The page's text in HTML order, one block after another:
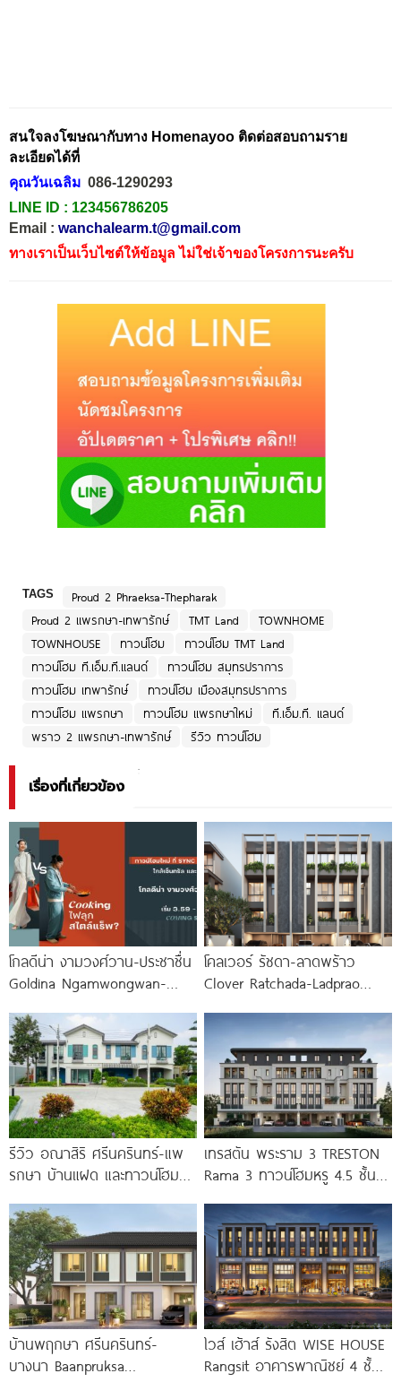
สนใจลงโฆษณากับทาง Homenayoo ติดต่อสอบถามราย
ละเอียดได้ที่
คุณวันเฉลิม 086-1290293
LINE ID : 123456786205
Email : wanchalearm.t@gmail.com
ทางเราเป็นเว็บไซต์ให้ข้อมูล ไม่ใช่เจ้าของโครงการนะครับ
TAGS
Proud 2 Phraeksa-Thepharak
Proud 2 แพรกษา-เทพารักษ์
TMT Land
TOWNHOME
TOWNHOUSE
ทาวน์โฮม
ทาวน์โฮม TMT Land
ทาวน์โฮม ที.เอ็ม.ที.แลนด์
ทาวน์โฮม สมุทรปราการ
ทาวน์โฮม เทพารักษ์
ทาวน์โฮม เมืองสมุทรปราการ
ทาวน์โฮม แพรกษา
ทาวน์โฮม แพรกษาใหม่
ที.เอ็ม.ที. แลนด์
พราว 2 แพรกษา-เทพารักษ์
รีวิว ทาวน์โฮม
เรื่องที่เกี่ยวข้อง
โกลดีน่า งามวงศ์วาน-ประชาชื่น
Goldina Ngamwongwan-
ใกล้ Central และ The Mall
โคลเวอร์ รัชดา-ลาดพร้าว
Clover Ratchada-Ladprao
ทางด่วน และรถไฟฟ้า เริ่ม 15.5
ล้าน*
รีวิว อณาสิริ ศรีนครินทร์-แพ
รกษา บ้านแฝด และทาวน์โฮม
ทางด่วน และ BTS แพรกษา
เทรสตัน พระราม 3 TRESTON
Rama 3 ทาวน์โฮมหรู 4.5 ชั้น
บ้านพฤกษา ศรีนครินทร์-
บางนา Baanpruksa
ไวส์ เฮ้าส์ รังสิต WISE HOUSE
Rangsit อาคารพาณิชย์ 4 ชั้น